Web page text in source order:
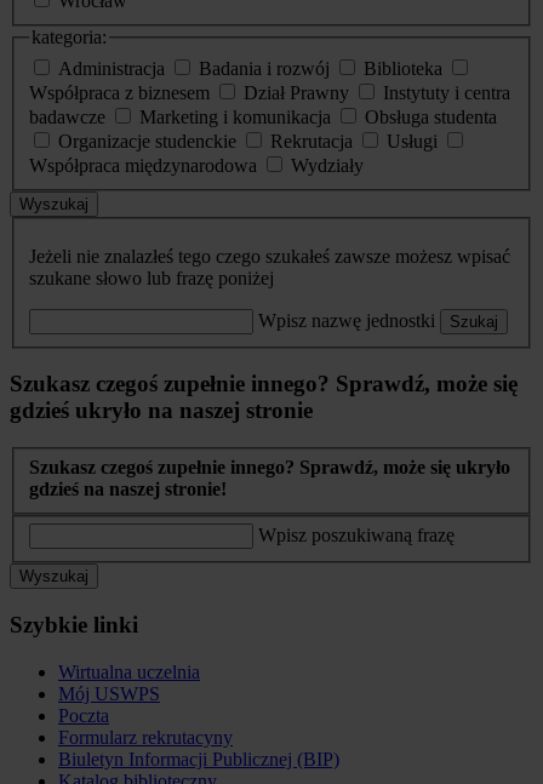
kategoria:
Administracja
Badania i rozwój
Biblioteka
Współpraca z biznesem
Dział Prawny
Instytuty i centra
badawcze
Marketing i komunikacja
Obsługa studenta
Organizacje studenckie
Rekrutacja
Usługi
Współpraca międzynarodowa
Wydziały
Wyszukaj
Jeżeli nie znalazłeś tego czego szukałeś zawsze możesz wpisać
szukane słowo lub frazę poniżej
Wpisz nazwę jednostki Szukaj
Szukasz czegoś zupełnie innego? Sprawdź, może się
gdzieś ukryło na naszej stronie
Szukasz czegoś zupełnie innego? Sprawdź, może się ukryło
gdzieś na naszej stronie!
Wpisz poszukiwaną frazę
Wyszukaj
Szybkie linki
Wirtualna uczelnia
Mój USWPS
Poczta
Formularz rekrutacyny
Biuletyn Informacji Publicznej (BIP)